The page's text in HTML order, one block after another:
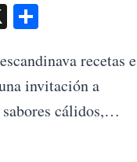
X
recetas e
invitación a
cálidos,…